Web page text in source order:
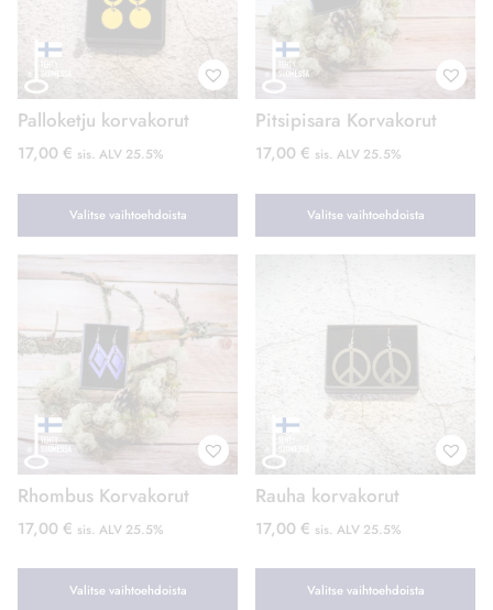
Palloketju korvakorut
17,00 € sis. ALV 25.5%
Valitse vaihtoehdoista
Tällä
tuotteella
useampi
muunnelma.
Voit
tehdä
valinnat
tuotteen
sivulla.
Pitsipisara Korvakorut
17,00 € sis. ALV 25.5%
Valitse vaihtoehdoista
Tällä
muunnelma.
tehdä
tuotteen
sivulla.
Rhombus Korvakorut
17,00 € sis. ALV 25.5%
Valitse vaihtoehdoista
Rauha korvakorut
17,00 € sis. ALV 25.5%
Valitse vaihtoehdoista